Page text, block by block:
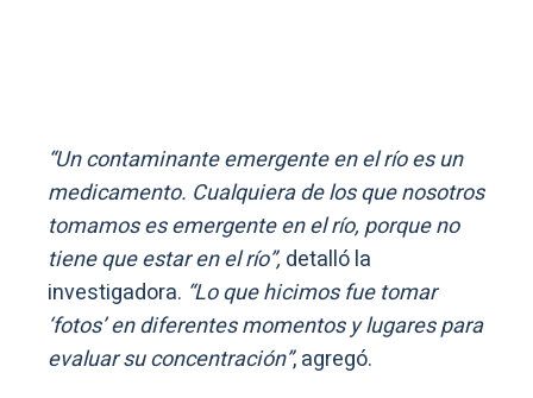
“Un contaminante emergente en el río es un
medicamento. Cualquiera de los que nosotros
tomamos es emergente en el río, porque no
tiene que estar en el río”, detalló la
investigadora. “Lo que hicimos fue tomar
‘fotos’ en diferentes momentos y lugares para
evaluar su concentración”, agregó.